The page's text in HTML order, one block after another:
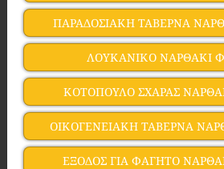
ΠΑΡΑΔΟΣΙΑΚΗ ΤΑΒΕΡΝΑ
ΛΟΥΚΑΝΙΚΟ ΝΑΡΘΑΚΙ
ΚΟΤΟΠΟΥΛΟ ΣΧΑΡΑΣ
ΟΙΚΟΓΕΝΕΙΑΚΗ ΤΑΒΕΡΝΑ
ΕΞΟΔΟΣ ΓΙΑ ΦΑΓΗΤΟ